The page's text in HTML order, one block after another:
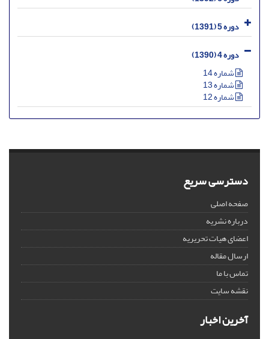
دوره 5 (1391)
دوره 4 (1390)
شماره 14
شماره 13
شماره 12
دسترسی سریع
صفحه اصلی
درباره نشریه
اعضای هیات تحریریه
ارسال مقاله
تماس با ما
نقشه سایت
آخرین اخبار